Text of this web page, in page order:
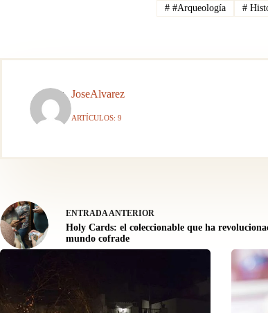
##Arqueología #
JoseAlvarez
ARTÍCULOS: 9
ENTRADA ANTERIOR
Holy Cards: el coleccionable que ha
mundo cofrade